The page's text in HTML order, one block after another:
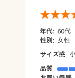
年代: 60代
性別: 女性
サイズ感
品質